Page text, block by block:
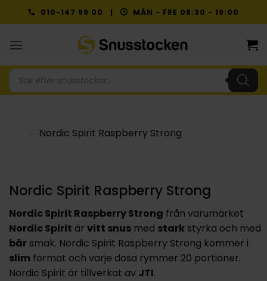
to
010-147 99 00 | MÅN - FRE 08:30 - 19:00
Produktsökning
Nordic Spirit Raspberry Strong
Nordic Spirit Raspberry Strong från varumärket
Nordic Spirit är vitt snus med stark styrka och med
bär smak. Nordic Spirit Raspberry Strong kommer i
slim format och varje dosa rymmer 20 portioner.
Nordic Spirit är tillverkat av JTI.